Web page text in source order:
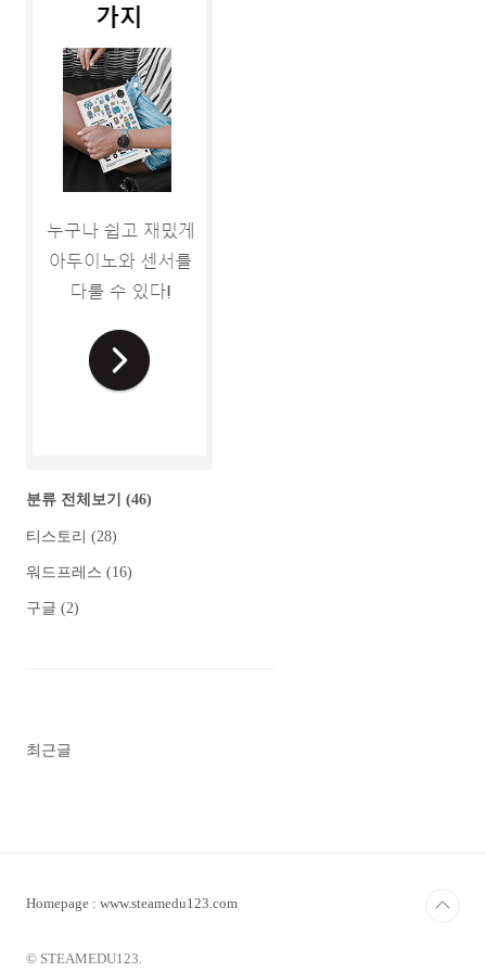
분류 전체보기 (46)
티스토리 (28)
워드프레스 (16)
구글 (2)
최근글
Homepage : www.steamedu123.com
© STEAMEDU123.